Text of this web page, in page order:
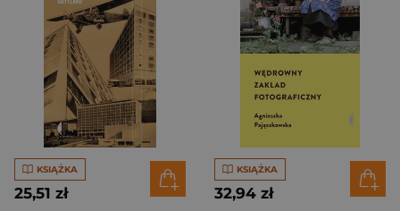
KSIĄŻKA
25,51 zł
KSIĄŻKA
32,94 zł